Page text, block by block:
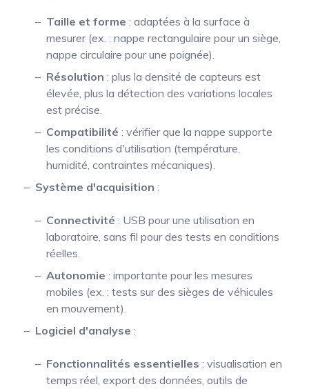
Taille et forme : adaptées à la surface à
mesurer (ex. : nappe rectangulaire pour un siège,
nappe circulaire pour une poignée).
Résolution : plus la densité de capteurs est
élevée, plus la détection des variations locales
est précise.
Compatibilité : vérifier que la nappe supporte
les conditions d'utilisation (température,
humidité, contraintes mécaniques).
Système d'acquisition :
Connectivité : USB pour une utilisation en
laboratoire, sans fil pour des tests en conditions
réelles.
Autonomie : importante pour les mesures
mobiles (ex. : tests sur des sièges de véhicules
en mouvement).
Logiciel d'analyse :
Fonctionnalités essentielles : visualisation en
temps réel, export des données, outils de